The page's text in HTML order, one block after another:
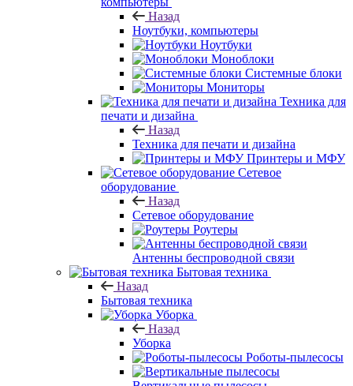
Назад
Ноутбуки, компьютеры
Ноутбуки
Моноблоки
Системные блоки
Мониторы
Техника для
печати и дизайна
Назад
Техника для печати и дизайна
Принтеры и МФУ
Сетевое
оборудование
Назад
Сетевое оборудование
Роутеры
Антенны беспроводной связи
Бытовая техника
Назад
Бытовая техника
Уборка
Назад
Уборка
Роботы-пылесосы